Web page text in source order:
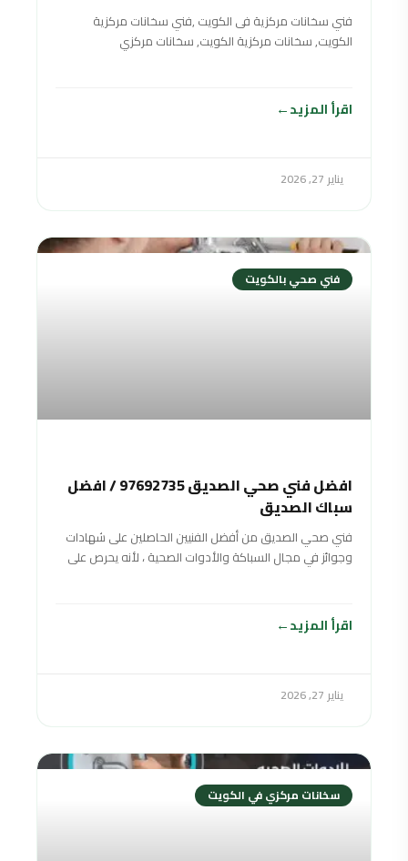
فني سخانات مركزية فى الكويت ,فني سخانات مركزية
الكويت, سخانات مركزية الكويت, سخانات مركزي
اقرأ المزيد
يناير 27, 2026
فني صحي بالكويت
افضل فني صحي الصديق 97692735 / افضل
سباك الصديق
فني صحي الصديق من أفضل الفنيين الحاصلين على شهادات
وجوائز في مجال السباكة والأدوات الصحية ، لأنه يحرص على
الصحية. شرائح المجتمع
اقرأ المزيد
يناير 27, 2026
سخانات مركزي في الكويت